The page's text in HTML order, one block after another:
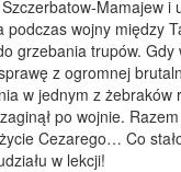
Mamajew i
podczas wojny między
grzebania trupów. Gdy
z ogromnej
w jednym z żebraków
po wojnie.
Cezarego… Co
w lekcji!